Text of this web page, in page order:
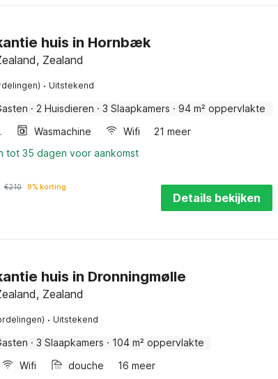
huis in Hornbæk
Zealand
· Uitstekend
· 2 Huisdieren · 3 Slaapkamers · 94 m² oppervlakte
Wasmachine Wifi
21 meer
tot 35 dagen voor aankomst
€210 9% korting
Details bekijken
huis in Dronningmølle
Zealand
· Uitstekend
· 3 Slaapkamers · 104 m² oppervlakte
Wifi douche
16 meer